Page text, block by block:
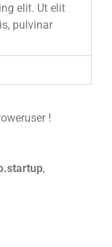
elit. Ut elit
pulvinar
!
,